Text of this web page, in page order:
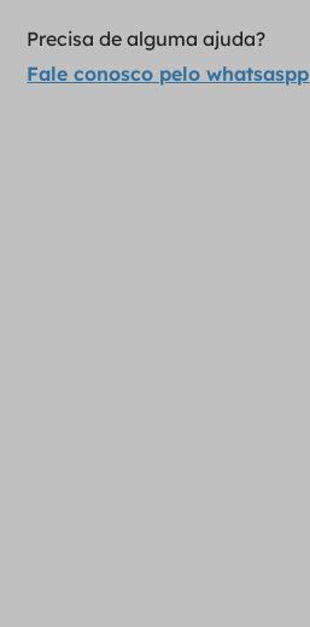
Precisa de alguma ajuda?
Fale conosco pelo whatsaspp